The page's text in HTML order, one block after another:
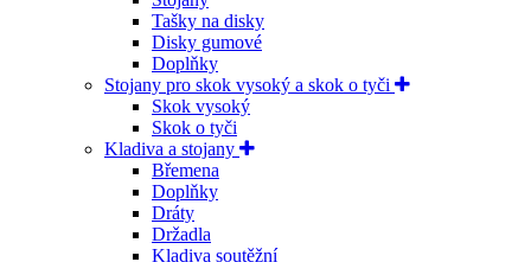
Tašky na disky
Disky gumové
Doplňky
Stojany pro skok vysoký a skok o tyči
Skok vysoký
Skok o tyči
Kladiva a stojany
Břemena
Doplňky
Dráty
Držadla
Kladiva soutěžní